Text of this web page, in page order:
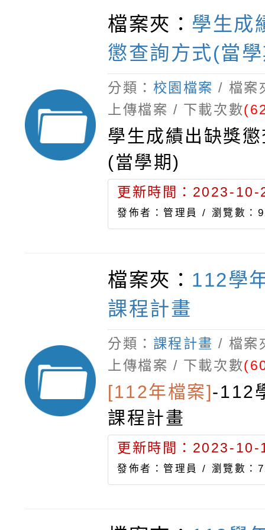
檔案夾： 學生成
懲查詢方式(當
分類： 校園檔案 / 檔案
上傳檔案 / 下載次數
學生成績出缺獎
(當學期)
更新時間：2023-
發佈者：管理員 / 瀏覽數：
檔案夾： 112學
課程計畫
分類： 課程計畫 / 檔案
上傳檔案 / 下載次數
[112年檔案]-112
課程計畫
更新時間：2023-
發佈者：管理員 / 瀏覽數：